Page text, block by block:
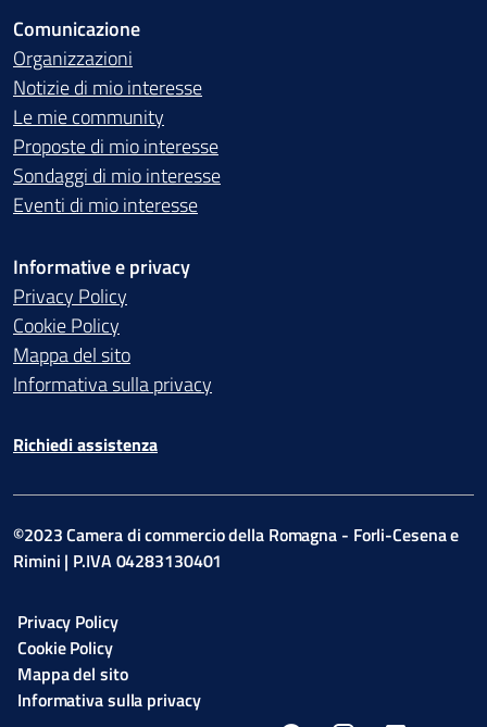
Comunicazione
Organizzazioni
Notizie di mio interesse
Le mie community
Proposte di mio interesse
Sondaggi di mio interesse
Eventi di mio interesse
Informative e privacy
Privacy Policy
Cookie Policy
Mappa del sito
Informativa sulla privacy
Richiedi assistenza
©2023 Camera di commercio della Romagna - Forli-Cesena e
Rimini | P.IVA 04283130401
Privacy Policy
Cookie Policy
Mappa del sito
Informativa sulla privacy